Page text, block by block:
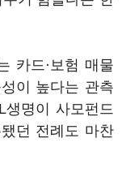
카드·보험 매물
이 높다는 관측
명이 사모펀드
던 전례도 마찬